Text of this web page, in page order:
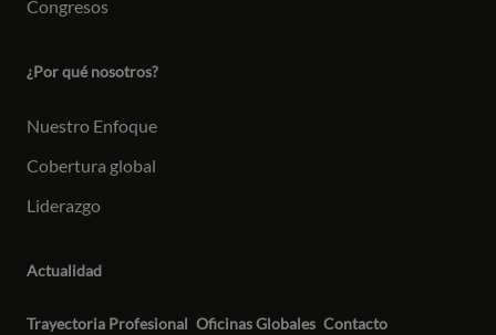
Congresos
¿Por qué nosotros?
Nuestro Enfoque
Cobertura global
Liderazgo
Actualidad
Trayectoria Profesional Oficinas Globales Contacto